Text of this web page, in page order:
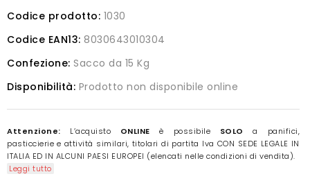
Codice prodotto: 1030
Codice EAN13: 8030643010304
Confezione: Sacco da 15 Kg
Disponibilità: Prodotto non disponibile online
Attenzione: L’acquisto ONLINE è possibile SOLOa panifici,
pasticcierie e attività similari, titolari di partita Iva CON SEDE LEGALE IN
ITALIA ED IN ALCUNI PAESI EUROPEI (elencati nelle condizioni di vendita).
Leggi tutto